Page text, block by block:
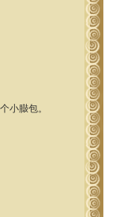
臌包。